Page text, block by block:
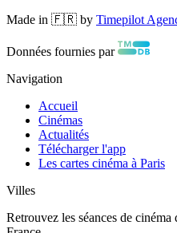
Made in 🇫🇷 by Timepilot
Données fournies par
Navigation
Accueil
Cinémas
Actualités
Télécharger l'app
Les cartes cinéma à Paris
Villes
Retrouvez les séances de